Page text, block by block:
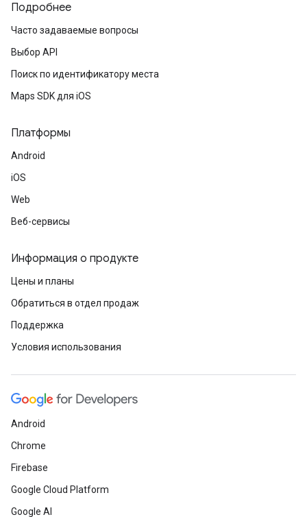
Подробнее
Часто задаваемые вопросы
Выбор API
Поиск по идентификатору места
Maps SDK для iOS
Платформы
Android
iOS
Web
Веб-сервисы
Информация о продукте
Цены и планы
Обратиться в отдел продаж
Поддержка
Условия использования
Android
Chrome
Firebase
Google Cloud Platform
Google AI